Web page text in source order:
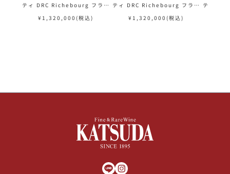
ティ DRC Richebourg フラン
ス ブルゴーニュ 赤ワイン
¥ 1,320,000 (税込)
ティ DRC Richebourg フラン
ス ブルゴーニュ 赤ワイン
¥ 1,320,000 (税込)
ティ